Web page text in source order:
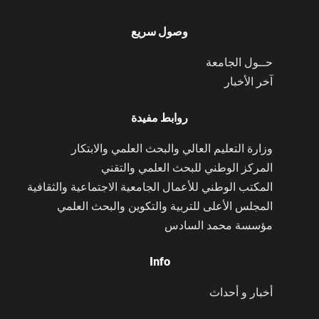
وصول سريع
حــول الجامعة
آخر الأخبار
روابط مفيدة
وزارة التعليم العالي والبحث العلمي والابتكار
المركز الوطني للبحث العلمي والتقني
المكتب الوطني للأعمال الجامعية الاجتماعية والثقافية
المجلس الأعلى للتربية والتكوين والبحث العلمي
مؤسسة محمد السادس
Info
أخبار و أحداث